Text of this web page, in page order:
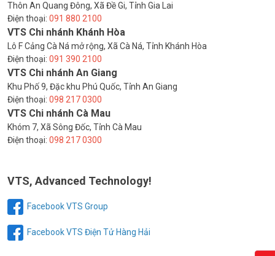
Thôn An Quang Đông, Xã Đề Gi, Tỉnh Gia Lai
Điện thoại: 091 880 2100
VTS Chi nhánh Khánh Hòa
Lô F Cảng Cà Ná mở rộng, Xã Cà Ná, Tỉnh Khánh Hòa
Điện thoại: 091 390 2100
VTS Chi nhánh An Giang
Khu Phố 9, Đặc khu Phú Quốc, Tỉnh An Giang
Điện thoại: 098 217 0300
VTS Chi nhánh Cà Mau
Khóm 7, Xã Sông Đốc, Tỉnh Cà Mau
Điện thoại: 098 217 0300
VTS, Advanced Technology!
Facebook VTS Group
Facebook VTS Điện Tử Hàng Hải